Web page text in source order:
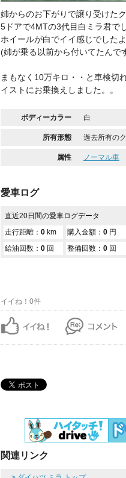
姉からのお下がりで譲り受けた
5ドアで4MTの3代目白ミラ君で
ホイールが白でイイ感じでしたよ
(姉が乗る以前から付いてたんで
まもなく10万キロ・・と車検切
イストにお乗換えしました。。
ボディーカラー 白
所有形態 過去所有の
属性 ノーマル車
愛車ログ
直近20日間の愛車ログデータ
走行距離： 0 km 購入金額： 0 円
給油回数： 0 回 整備回数： 0 回
イイね！0件
関連リンク